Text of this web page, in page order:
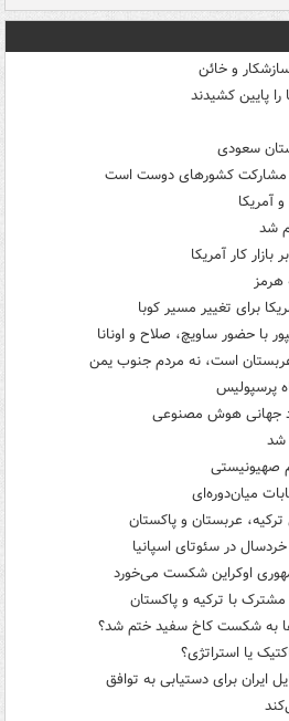
و خائن
را پایین کشیدند
سعودی
مشارکت کشورهای دوست است
آمریکا
شد
کار آمریکا
هرمز
برای تغییر مسیر کوبا
با حضور ساویچ، صلاح و اونانا
است، نه مردم جنوب یمن
پرسپولیس
جهانی هوش مصنوعی
شد
صهیونیستی
میان‌دوره‌ای
عربستان و پاکستان
اوکراین شکست می‌خورد
مشترک با ترکیه و پاکستان
به شکست کاخ سفید ختم شد؟
یا استراتژی؟
ایران برای دستیابی به توافق